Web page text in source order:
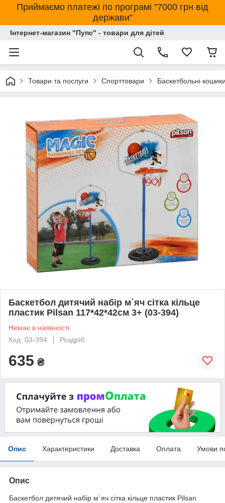
Приймаємо платежі по програмі "7000 грн від
держави"
Інтернет-магазин "Пупс" - товари для дітей
Товари та послуги Спорттовари Баскетбольні
Баскетбол дитячий набір м`яч сітка кільце
пластик Pilsan 117*42*42см 3+ (03-394)
Немає в наявності
Код: 03-394
Роздріб
635 ₴
Опис Характеристики Доставка Оплата Умови
Опис
Баскетбол дитячий набір м`яч сітка кільце пластик Pilsan